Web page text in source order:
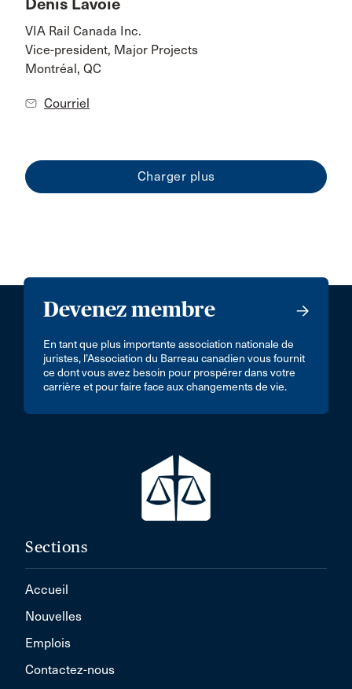
Denis Lavoie
VIA Rail Canada Inc.
Vice-president, Major Projects
Montréal, QC
Courriel
Devenez membre
En tant que plus importante association nationale de
juristes, l’Association du Barreau canadien vous fournit
ce dont vous avez besoin pour prospérer dans votre
carrière et pour faire face aux changements de vie.
Sections
Accueil
Nouvelles
Emplois
Contactez-nous